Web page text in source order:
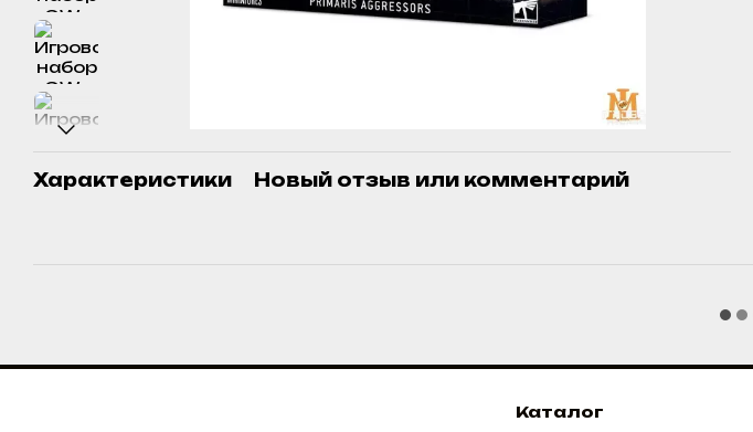
Характеристики Новый отзыв или комментарий
Каталог